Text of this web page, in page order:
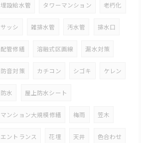
埋設給水管 タワーマンション 老朽化
サッシ 雑排水管 汚水管 排水口
配管修繕 溶融式区画線 漏水対策
防音対策 カチコン シゴキ ケレン
防水 屋上防水シート
マンション大規模修繕 梅雨 笠木
エントランス 花壇 天井 色合わせ